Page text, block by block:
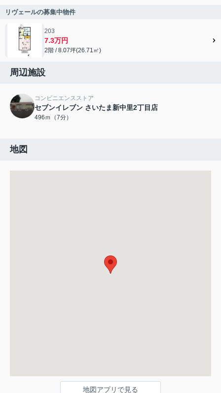
リヴェールの募集中物件
203
7.3万円
2階 / 8.07坪(26.71㎡)
周辺施設
コンビニエンスストア
セブンイレブン さいたま新中里2丁目店
496ｍ（7分）
地図
地図アプリで見る